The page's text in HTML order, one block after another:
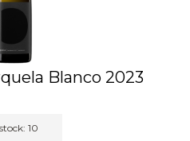
Blanco 2023
10